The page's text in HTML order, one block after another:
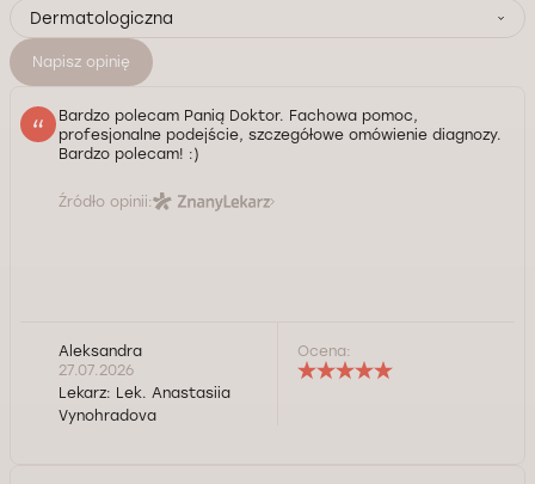
Dermatologiczna
Napisz opinię
Bardzo polecam Panią Doktor. Fachowa pomoc,
profesjonalne podejście, szczegółowe omówienie diagnozy.
Bardzo polecam! :)
Źródło opinii:
Aleksandra
27.07.2026
Lekarz: Lek. Anastasiia
Vynohradova
Ocena: